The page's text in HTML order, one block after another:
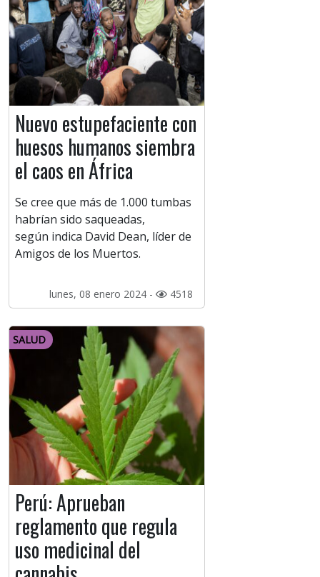
Nuevo estupefaciente con
huesos humanos siembra
el caos en África
Se cree que más de 1.000 tumbas
habrían sido saqueadas,
según indica David Dean, líder de
Amigos de los Muertos.
lunes, 08 enero 2024 - 4518
SALUD
Perú: Aprueban
reglamento que regula
uso medicinal del